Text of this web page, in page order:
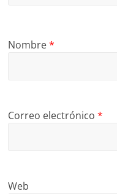
Nombre*
Correo electrónico*
Web